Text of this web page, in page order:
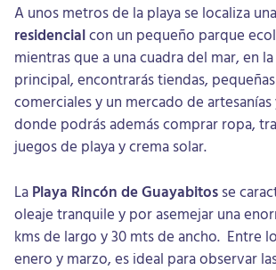
A unos metros de la playa se localiza
residencialcon un pequeño parque
mientras que a una cuadra del mar, en
principal, encontrarás tiendas,
comerciales y un mercado de
donde podrás además comprar ropa,
juegos de playa y crema solar.
La Playa Rincón de Guayabitos se
oleaje tranquile y por asemejar una
kms de largo y 30 mts de ancho. Entre
enero y marzo, es ideal para observar